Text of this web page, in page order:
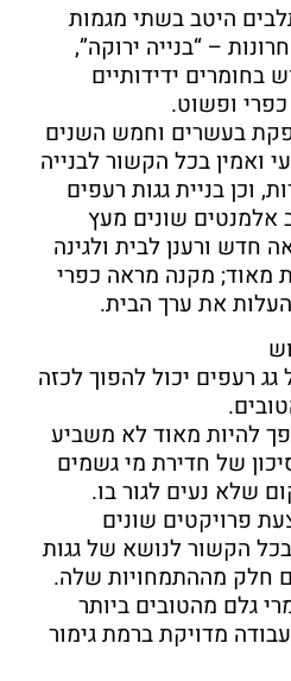
היטב בשתי מגמות
– “בנייה ירוקה”,
בחומרים ידידותיים
ופשוט.
בעשרים וחמש השנים
ואמין בכל הקשור לבנייה
וכן בניית גגות רעפים
אלמנטים שונים מעץ
חדש ורענן לבית ולגינה
מאוד; מקנה מראה כפרי
את ערך הבית.
רעפים יכול להפוך לכזה
להיות מאוד לא משביע
של חדירת מי גשמים
שלא נעים לגור בו.
פרויקטים שונים
הקשור לנושא של גגות
חלק מההתמחויות שלה.
גלם מהטובים ביותר
מדויקת ברמת גימור